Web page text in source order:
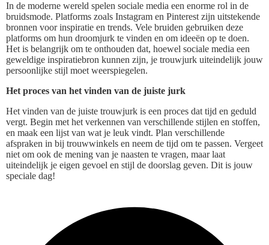
In de moderne wereld spelen sociale media een enorme rol in de
bruidsmode. Platforms zoals Instagram en Pinterest zijn uitstekende
bronnen voor inspiratie en trends. Vele bruiden gebruiken deze
platforms om hun droomjurk te vinden en om ideeën op te doen.
Het is belangrijk om te onthouden dat, hoewel sociale media een
geweldige inspiratiebron kunnen zijn, je trouwjurk uiteindelijk jouw
persoonlijke stijl moet weerspiegelen.
Het proces van het vinden van de juiste jurk
Het vinden van de juiste trouwjurk is een proces dat tijd en geduld
vergt. Begin met het verkennen van verschillende stijlen en stoffen,
en maak een lijst van wat je leuk vindt. Plan verschillende
afspraken in bij trouwwinkels en neem de tijd om te passen. Vergeet
niet om ook de mening van je naasten te vragen, maar laat
uiteindelijk je eigen gevoel en stijl de doorslag geven. Dit is jouw
speciale dag!